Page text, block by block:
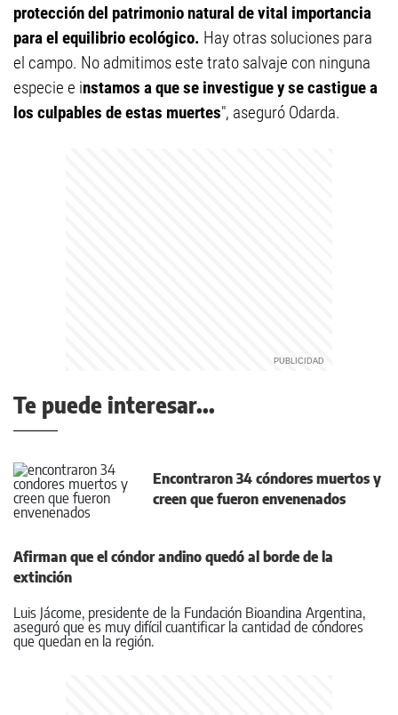
protección del patrimonio natural de vital importancia
para el equilibrio ecológico. Hay otras soluciones para
el campo. No admitimos este trato salvaje con ninguna
especie e instamos a que se investigue y se castigue a
los culpables de estas muertes", aseguró Odarda.
Te puede interesar...
Encontraron 34 cóndores muertos y
creen que fueron envenenados
Afirman que el cóndor andino quedó al borde de la
extinción
Luis Jácome, presidente de la Fundación Bioandina Argentina,
aseguró que es muy difícil cuantificar la cantidad de cóndores
que quedan en la región.